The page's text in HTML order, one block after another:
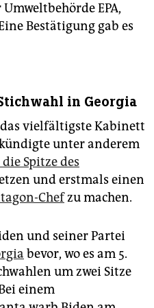
EPA,
Bestätigung gab es
in Georgia
vielfältigste Kabinett
unter anderem
Spitze des
und erstmals einen
Chefzu machen.
und seiner Partei
bevor, wo es am 5.
um zwei Sitze
einem